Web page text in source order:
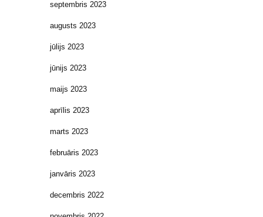
septembris 2023
augusts 2023
jūlijs 2023
jūnijs 2023
maijs 2023
aprīlis 2023
marts 2023
februāris 2023
janvāris 2023
decembris 2022